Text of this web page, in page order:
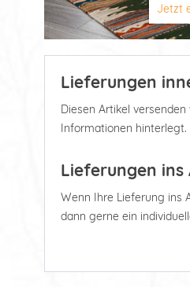
Jetzt
Lieferungen
Diesen Artikel
Informationen hinterlegt.
Lieferungen ins
Wenn Ihre Lieferung ins
dann gerne ein